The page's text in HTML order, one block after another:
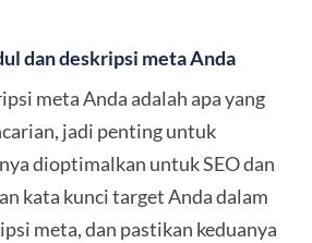
dan deskripsi meta Anda
meta Anda adalah apa yang
jadi penting untuk
dioptimalkan untuk SEO dan
kata kunci target Anda dalam
meta, dan pastikan keduanya